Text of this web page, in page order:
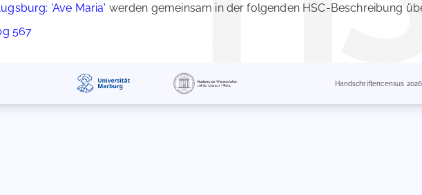
'Ave Maria' werden gemeinsam in der folgenden HSC-Beschreibung
567
Handschriftencensus 2026